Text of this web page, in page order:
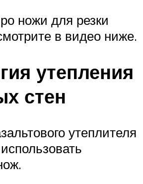
ножи для резки
в видео ниже.
утепления
стен
утеплителя